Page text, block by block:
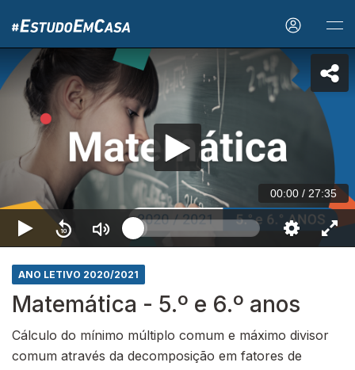
00:00 / 27:35
ANO LETIVO 2020/2021
Matemática - 5.º e 6.º anos
Cálculo do mínimo múltiplo comum e máximo divisor
comum através da decomposição em fatores de